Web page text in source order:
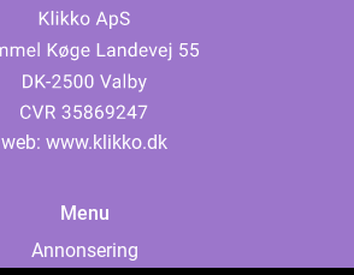
web: www.klikko.dk
Menu
Annonsering